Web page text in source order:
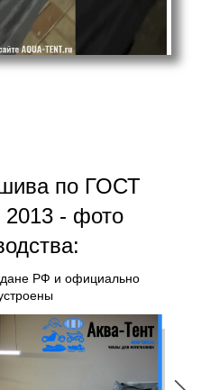
по ГОСТ
2013 - фото
РФ и официально